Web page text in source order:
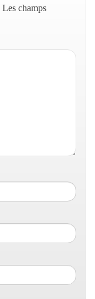
Les champs